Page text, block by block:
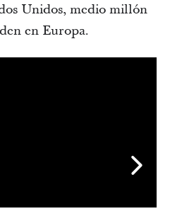
Unidos, medio millón
en Europa.